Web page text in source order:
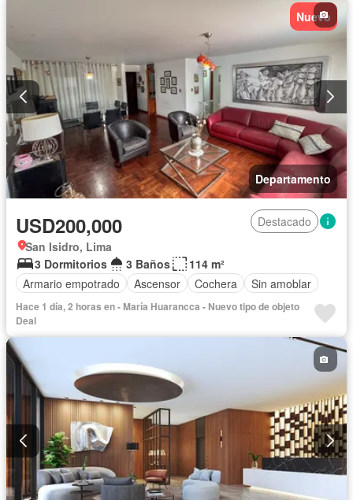
Nuevo
Departamento
USD200,000
Destacado
San Isidro, Lima
3 Dormitorios
3 Baños
114 m²
Armario empotrado
Ascensor Cochera Sin amoblar
Hace 1 día, 2 horas en - María Huarancca - Nuevo tipo de objeto
Deal